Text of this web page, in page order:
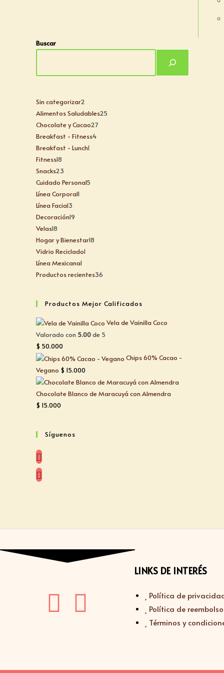
Buscar
Sin categorizar2
Alimentos Saludables25
Chocolate y Cacao27
Breakfast - Fitness4
Breakfast - Lunch1
Fitness18
Snacks23
Cuidado Personal5
Línea Corporal1
Línea Facial3
Decoración19
Velas18
Hogar y Bienestar18
Vidrio Reciclado1
Línea Mexicana1
Productos recientes36
Productos Mejor Calificados
Vela de Vainilla Coco
Valorado con 5.00de 5
$ 50.000
Chips 60% Cacao -
Vegano $ 15.000
Chocolate Blanco de Maracuyá con Almendra
$ 15.000
Síguenos
LINKS DE INTERÉS
Política de
Política de
Términos y